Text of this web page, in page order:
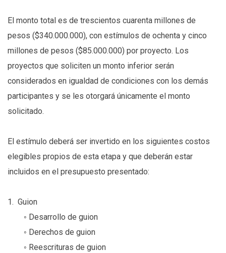
El monto total es de trescientos cuarenta millones de
pesos ($340.000.000), con estímulos de ochenta y cinco
millones de pesos ($85.000.000) por proyecto. Los
proyectos que soliciten un monto inferior serán
considerados en igualdad de condiciones con los demás
participantes y se les otorgará únicamente el monto
solicitado.
El estímulo deberá ser invertido en los siguientes costos
elegibles propios de esta etapa y que deberán estar
incluidos en el presupuesto presentado:
1. Guion
◦ Desarrollo de guion
◦ Derechos de guion
◦ Reescrituras de guion